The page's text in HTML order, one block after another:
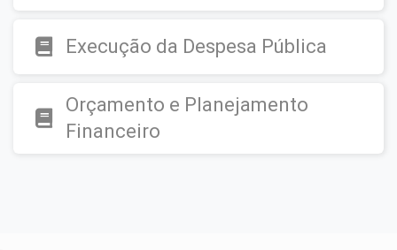
Execução da Despesa Pública
Orçamento e Planejamento
Financeiro